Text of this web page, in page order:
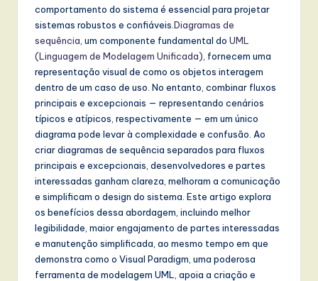
L
T
comportamento do sistema é essencial para projetar
sistemas robustos e confiáveis. Diagramas de
sequência , um componente fundamental do UML
(Linguagem de Modelagem Unificada) , fornecem uma
representação visual de como os objetos interagem
dentro de um caso de uso. No entanto, combinar fluxos
principais e excepcionais — representando cenários
típicos e atípicos, respectivamente — em um único
diagrama pode levar à complexidade e confusão. Ao
criar diagramas de sequência separados para fluxos
principais e excepcionais, desenvolvedores e partes
interessadas ganham clareza, melhoram a comunicação
e simplificam o design do sistema. Este artigo explora
os benefícios dessa abordagem, incluindo melhor
legibilidade, maior engajamento de partes interessadas
e manutenção simplificada, ao mesmo tempo em que
demonstra como o Visual Paradigm, uma poderosa
ferramenta de modelagem UML, apoia a criação e